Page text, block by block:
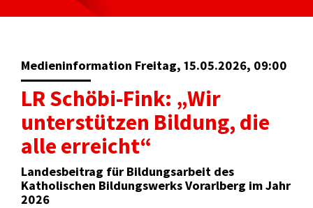
Medieninformation Freitag, 15.05.2026, 09:00
LR Schöbi-Fink: „Wir
unterstützen Bildung, die
alle erreicht“
Landesbeitrag für Bildungsarbeit des
Katholischen Bildungswerks Vorarlberg im Jahr
2026